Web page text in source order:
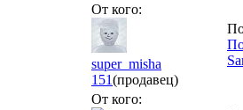
От кого:
super_misha
151(продавец)
От кого: